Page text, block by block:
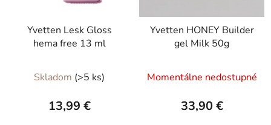
Yvetten Lesk Gloss
hema free 13 ml
hodnotenie
produktu
Skladom (>5 ks)
13,99 €
Yvetten HONEY Builder
gel Milk 50g
hodnotenie
produktu
Momentálne nedostupné
33,90 €